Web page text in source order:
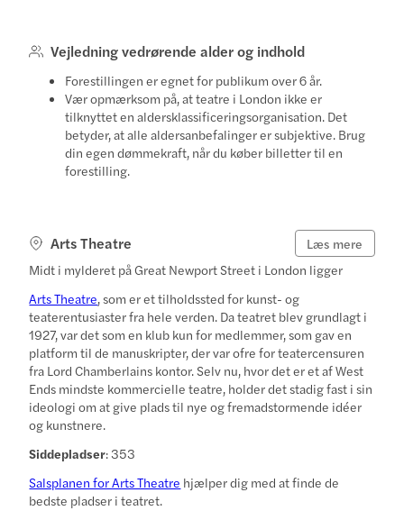
Vejledning vedrørende alder og indhold
Forestillingen er egnet for publikum over 6 år.
Vær opmærksom på, at teatre i London ikke er
tilknyttet en aldersklassificeringsorganisation. Det
betyder, at alle aldersanbefalinger er subjektive. Brug
din egen dømmekraft, når du køber billetter til en
forestilling.
Arts Theatre
Læs mere
Midt i mylderet på Great Newport Street i London ligger
Arts Theatre, som er et tilholdssted for kunst- og
teaterentusiaster fra hele verden. Da teatret blev grundlagt i
1927, var det som en klub kun for medlemmer, som gav en
platform til de manuskripter, der var ofre for teatercensuren
fra Lord Chamberlains kontor. Selv nu, hvor det er et af West
Ends mindste kommercielle teatre, holder det stadig fast i sin
ideologi om at give plads til nye og fremadstormende idéer
og kunstnere.
Siddepladser: 353
Salsplanen for Arts Theatre hjælper dig med at finde de
bedste pladser i teatret.